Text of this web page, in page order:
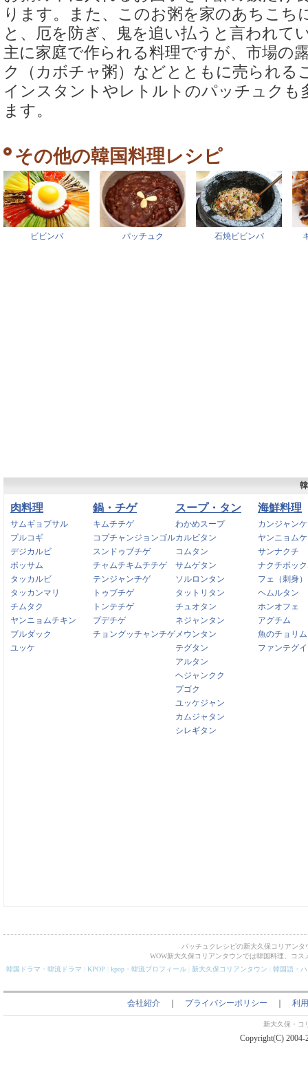
ります。また、このお粥を家のあちこち
と、厄を防ぎ、鬼を追い払うと言われて
主に家庭で作られる料理ですが、市場の
ク（カボチャ粥）などとともに売られる
インスタントやレトルトのパッチュクも
ます。
その他の韓国料理レシピ
ビビンバ パッチュク 石焼ビビンバ
肉料理
サムギョプサル
プルコギ
デジカルビ
ポッサム
タッカルビ
タッカンマリ
チムタク
ヤンニョムチキン
ブルダック
ユッケ
鍋・チゲ
キムチチゲ
コプチャンジョンゴル
スンドゥブチゲ
チャムチキムチチゲ
テンジャンチゲ
トゥブチゲ
トンテチゲ
プデチゲ
チョングッチャンチゲ
スープ・タン
わかめスープ
カルビタン
コムタン
サムゲタン
ソルロンタン
タットリタン
チュオタン
ネジャンタン
メウンタン
テグタン
アルタン
ヘジャンクク
プゴク
ユッケジャン
カムジャタン
シレギタン
海鮮料理
カンジャン
ヤンニョム
サンナクチ
ナクチボッ
フェ（刺身）
ヘムルタン
ホンオフェ
アグチム
魚のチョリム
ファンテグイ
パッチュクレシピの新大久保コリアン
WOW新大久保コリアンタウンでは韓国料理、コ
韓国ドラマ・韓流ドラマ
KPOP kpop・韓流プロフィール 新大久保コリアンタウン 韓国語・
会社紹介 プライバシーポリシー 利
新大久保・コ
Copyright(C)